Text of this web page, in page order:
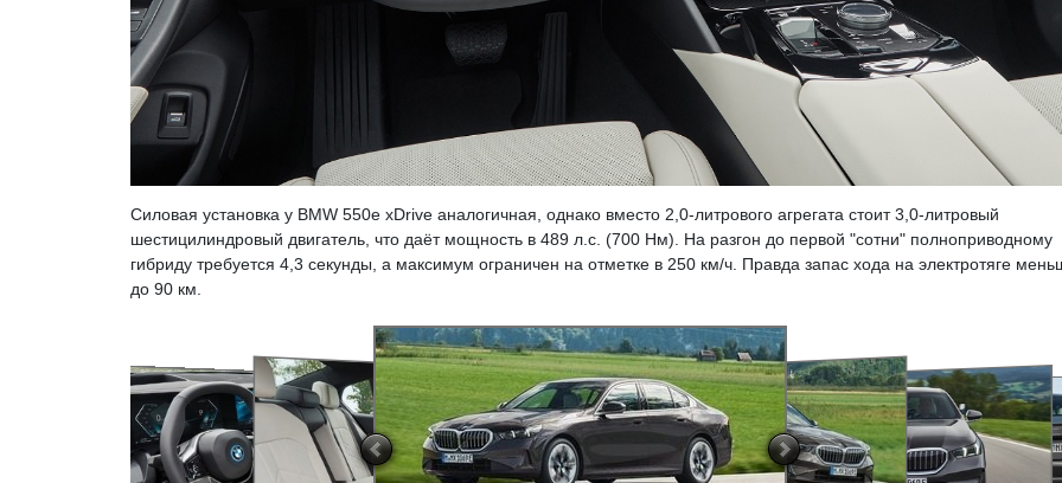
Силовая установка у BMW 550e xDrive аналогичная, однако вместо 2,0-литрового агрегата стоит 3,0-литровый
шестицилиндровый двигатель, что даёт мощность в 489 л.с. (700 Нм). На разгон до первой "сотни" полноприводному
гибриду требуется 4,3 секунды, а максимум ограничен на отметке в 250 км/ч. Правда запас хода на электротяге
до 90 км.